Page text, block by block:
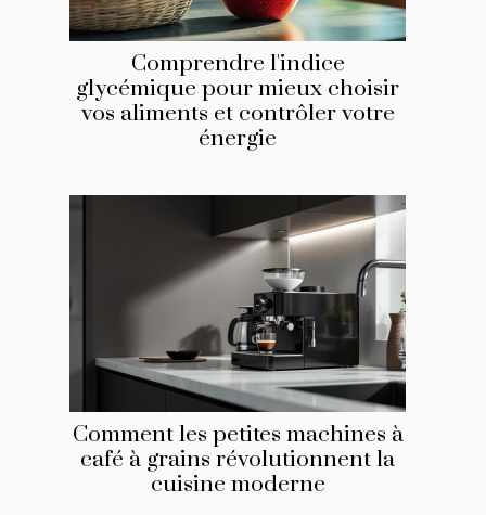
Comprendre l'indice
glycémique pour mieux choisir
vos aliments et contrôler votre
énergie
Comment les petites machines à
café à grains révolutionnent la
cuisine moderne